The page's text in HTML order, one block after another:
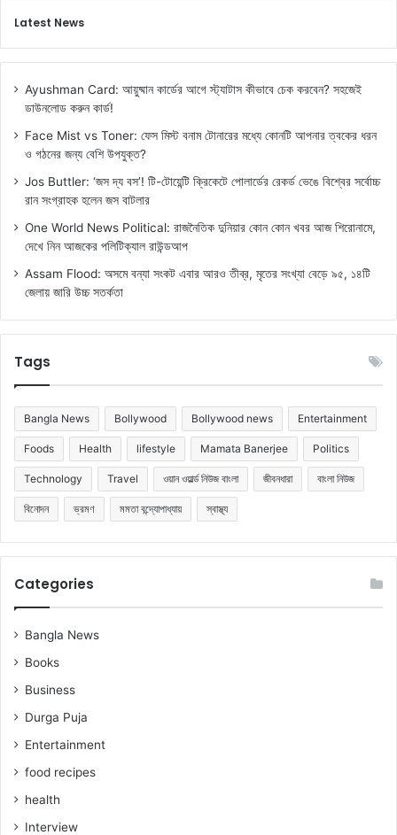
Latest News
Ayushman Card: আয়ুষ্মান কার্ডের আগে স্ট্যাটাস কীভাবে চেক করবেন? সহজেই
ডাউনলোড করুন কার্ড!
Face Mist vs Toner: ফেস মিস্ট বনাম টোনারের মধ্যে কোনটি আপনার ত্বকের ধরন
ও গঠনের জন্য বেশি উপযুক্ত?
Jos Buttler: ‘জস দ্য বস’! টি-টোয়েন্টি ক্রিকেটে পোলার্ডের রেকর্ড ভেঙে বিশ্বের সর্বোচ্চ
রান সংগ্রাহক হলেন জস বাটলার
One World News Political: রাজনৈতিক দুনিয়ার কোন কোন খবর আজ শিরোনামে,
দেখে নিন আজকের পলিটিক্যাল রাউন্ডআপ
Assam Flood: অসমে বন্যা সংকট এবার আরও তীব্র, মৃতের সংখ্যা বেড়ে ৯৫, ১৪টি
জেলায় জারি উচ্চ সতর্কতা
Tags
Bangla News Bollywood Bollywood news Entertainment
Foods Health lifestyle Mamata Banerjee Politics
Technology Travel ওয়ান ওয়ার্ল্ড নিউজ বাংলা জীবনধারা বাংলা নিউজ
বিনোদন ভ্রমণ মমতা বন্দ্যোপাধ্যায় স্বাস্থ্য
Categories
Bangla News
Books
Business
Durga Puja
Entertainment
food recipes
health
Interview